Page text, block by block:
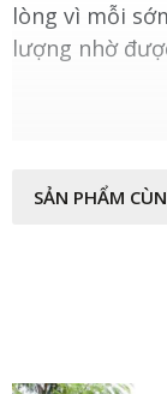
lòng vì mỗi
lượng nhờ
SẢN PHẨM